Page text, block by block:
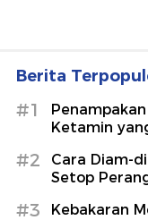
Berita
#1
Ketamin
#2
Cara Diam-
Setop
#3
Kebakaran